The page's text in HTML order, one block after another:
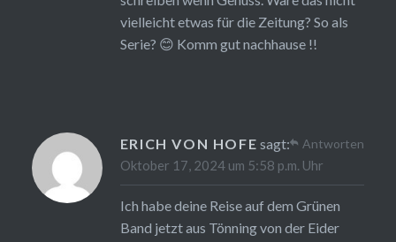
vielleicht etwas für die Zeitung? So als
Serie? 😊 Komm gut nachhause !!
ERICH VON HOFE sagt:
Oktober 17, 2024 um 5:58 p.m. Uhr
Ich habe deine Reise auf dem Grünen
Band jetzt aus Tönning von der Eider
Antworten